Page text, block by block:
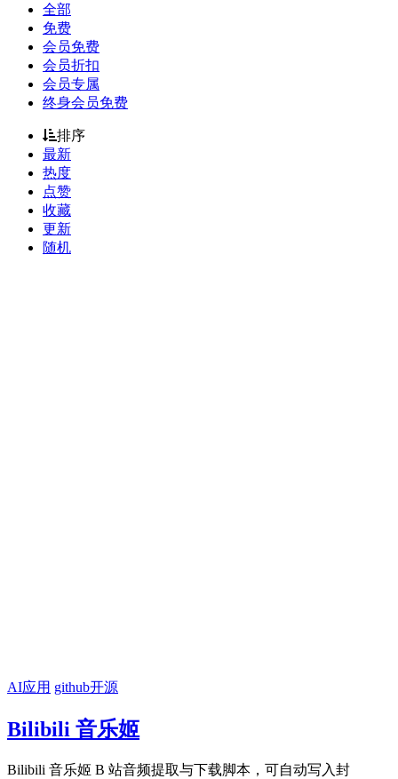
全部
免费
会员免费
会员折扣
会员专属
终身会员免费
排序
最新
热度
点赞
收藏
更新
随机
AI应用 github开源
Bilibili 音乐姬
Bilibili 音乐姬 B 站音频提取与下载脚本，可自动写入封